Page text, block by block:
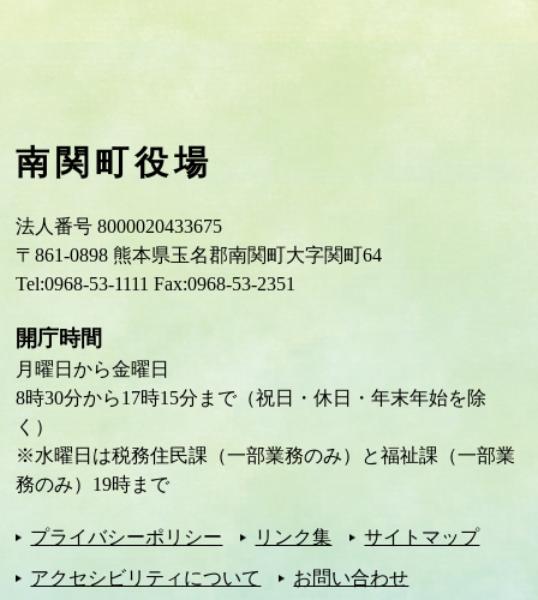
南関町役場
法人番号 8000020433675
〒861-0898 熊本県玉名郡南関町大字関町64
Tel:0968-53-1111 Fax:0968-53-2351
開庁時間
月曜日から金曜日
8時30分から17時15分まで（祝日・休日・年末年始を除
く）
※水曜日は税務住民課（一部業務のみ）と福祉課（一部業
務のみ）19時まで
プライバシーポリシー リンク集
サイトマップ
アクセシビリティについて
お問い合わせ